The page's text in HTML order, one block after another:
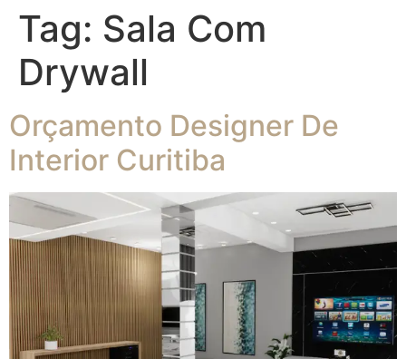
Tag: Sala Com
Drywall
Orçamento Designer De
Interior Curitiba